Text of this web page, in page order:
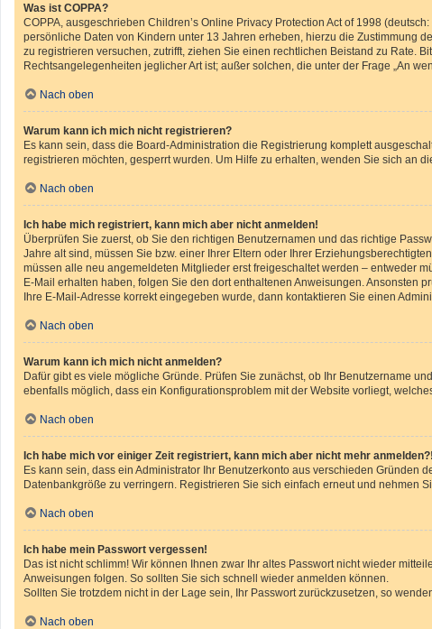
Was ist COPPA?
COPPA, ausgeschrieben Children’s Online Privacy Protection Act of 1998
persönliche Daten von Kindern unter 13 Jahren erheben, hierzu die Zustimmung
zu registrieren versuchen, zutrifft, ziehen Sie einen rechtlichen Beistand zu Rate.
Rechtsangelegenheiten jeglicher Art ist; außer solchen, die unter der Frage „An
Nach oben
Warum kann ich mich nicht registrieren?
Es kann sein, dass die Board-Administration die Registrierung komplett
registrieren möchten, gesperrt wurden. Um Hilfe zu erhalten, wenden Sie sich an
Nach oben
Ich habe mich registriert, kann mich aber nicht anmelden!
Überprüfen Sie zuerst, ob Sie den richtigen Benutzernamen und das richtige
Jahre alt sind, müssen Sie bzw. einer Ihrer Eltern oder Ihrer
müssen alle neu angemeldeten Mitglieder erst freigeschaltet werden – entweder
E-Mail erhalten haben, folgen Sie den dort enthaltenen Anweisungen. Ansonsten
Ihre E-Mail-Adresse korrekt eingegeben wurde, dann kontaktieren Sie einen
Nach oben
Warum kann ich mich nicht anmelden?
Dafür gibt es viele mögliche Gründe. Prüfen Sie zunächst, ob Ihr Benutzername
ebenfalls möglich, dass ein Konfigurationsproblem mit der Website vorliegt,
Nach oben
Ich habe mich vor einiger Zeit registriert, kann mich aber nicht mehr anmelden?!
Es kann sein, dass ein Administrator Ihr Benutzerkonto aus verschieden
Datenbankgröße zu verringern. Registrieren Sie sich einfach erneut und nehmen
Nach oben
Ich habe mein Passwort vergessen!
Das ist nicht schlimm! Wir können Ihnen zwar Ihr altes Passwort nicht wieder
Anweisungen folgen. So sollten Sie sich schnell wieder anmelden können.
Sollten Sie trotzdem nicht in der Lage sein, Ihr Passwort zurückzusetzen, so
Nach oben